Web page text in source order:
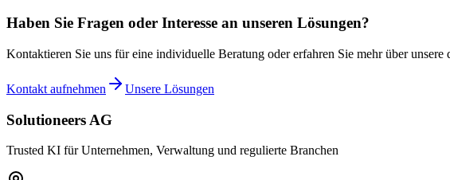
Haben Sie Fragen oder Interesse an unseren Lösungen?
Kontaktieren Sie uns für eine individuelle Beratung oder erfahren Sie mehr über
Kontakt aufnehmen Unsere Lösungen
Solutioneers AG
Trusted KI für Unternehmen, Verwaltung und regulierte Branchen